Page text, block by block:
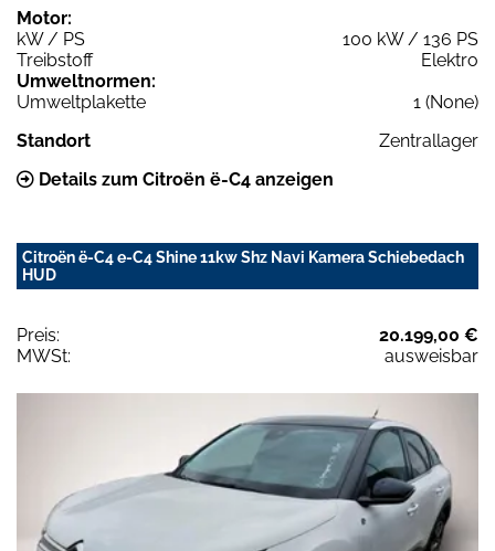
Motor:
kW / PS
100 kW / 136 PS
Treibstoff
Elektro
Umweltnormen:
Umweltplakette
1 (None)
Standort
Zentrallager
Details zum Citroën ë-C4 anzeigen
Citroën ë-C4 e-C4 Shine 11kw Shz Navi Kamera Schiebedach
HUD
Preis:
20.199,00 €
MWSt:
ausweisbar